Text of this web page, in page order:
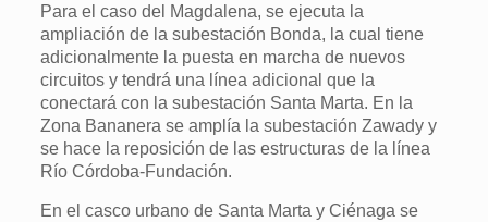
Para el caso del Magdalena, se ejecuta la
ampliación de la subestación Bonda, la cual tiene
adicionalmente la puesta en marcha de nuevos
circuitos y tendrá una línea adicional que la
conectará con la subestación Santa Marta. En la
Zona Bananera se amplía la subestación Zawady y
se hace la reposición de las estructuras de la línea
Río Córdoba-Fundación.
En el casco urbano de Santa Marta y Ciénaga se